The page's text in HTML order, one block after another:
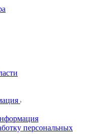
персональных